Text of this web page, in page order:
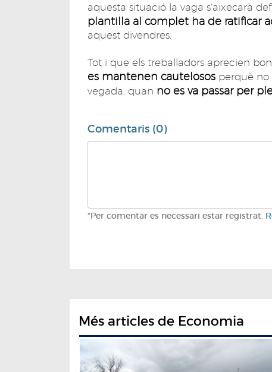
aquesta situació la vaga s'aixecarà
plantilla al complet ha de ratificar
aquest divendres.
Tot i que els treballadors aprecien
es mantenen cautelosos perquè
vegada, quan no es va passar per
Comentaris (0)
*Per comentar es necessari estar registrat.
Més articles de Economia